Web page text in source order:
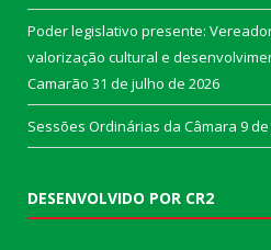
Poder legislativo presente:
valorização cultural e
Camarão 31 de julho de 2026
Sessões Ordinárias da Câmara 9
DESENVOLVIDO POR CR2